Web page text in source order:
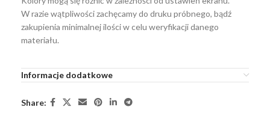
W razie wątpliwości zachęcamy do druku próbnego, bądź
zakupienia minimalnej ilości w celu weryfikacji danego
materiału.
Informacje dodatkowe
Share: